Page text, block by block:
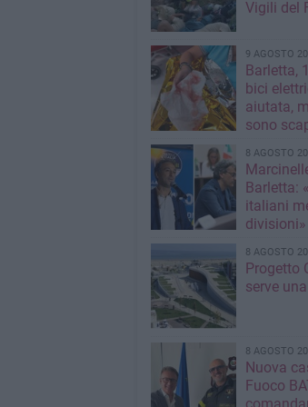
Vigili del
9 AGOSTO
Barletta,
bici
aiutata, mi hanno insultato e poi
sono
8 AGOSTO
Barletta:
italiani
divisioni»
8 AGOSTO
Progetto
serve
8 AGOSTO
Nuova
Fuoco